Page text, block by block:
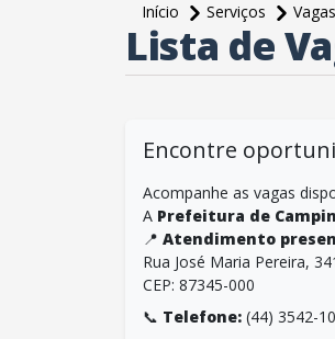
Início Serviços
Lista de
Encontre
Acompanhe as vagas
A Prefeitura de
📍 Atendimento
Rua José Maria Pereira,
CEP: 87345-000
📞 Telefone: (44) 3542-